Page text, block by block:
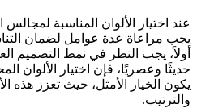
عند اختيار الألوان المناسبة
يجب مراعاة عدة عوامل لضمان
أولاً، يجب النظر في نمط التصميم
حديثًا وعصريًا، فإن اختيار الألوان
يكون الخيار الأمثل، حيث تعزز هذه
والترتيب.